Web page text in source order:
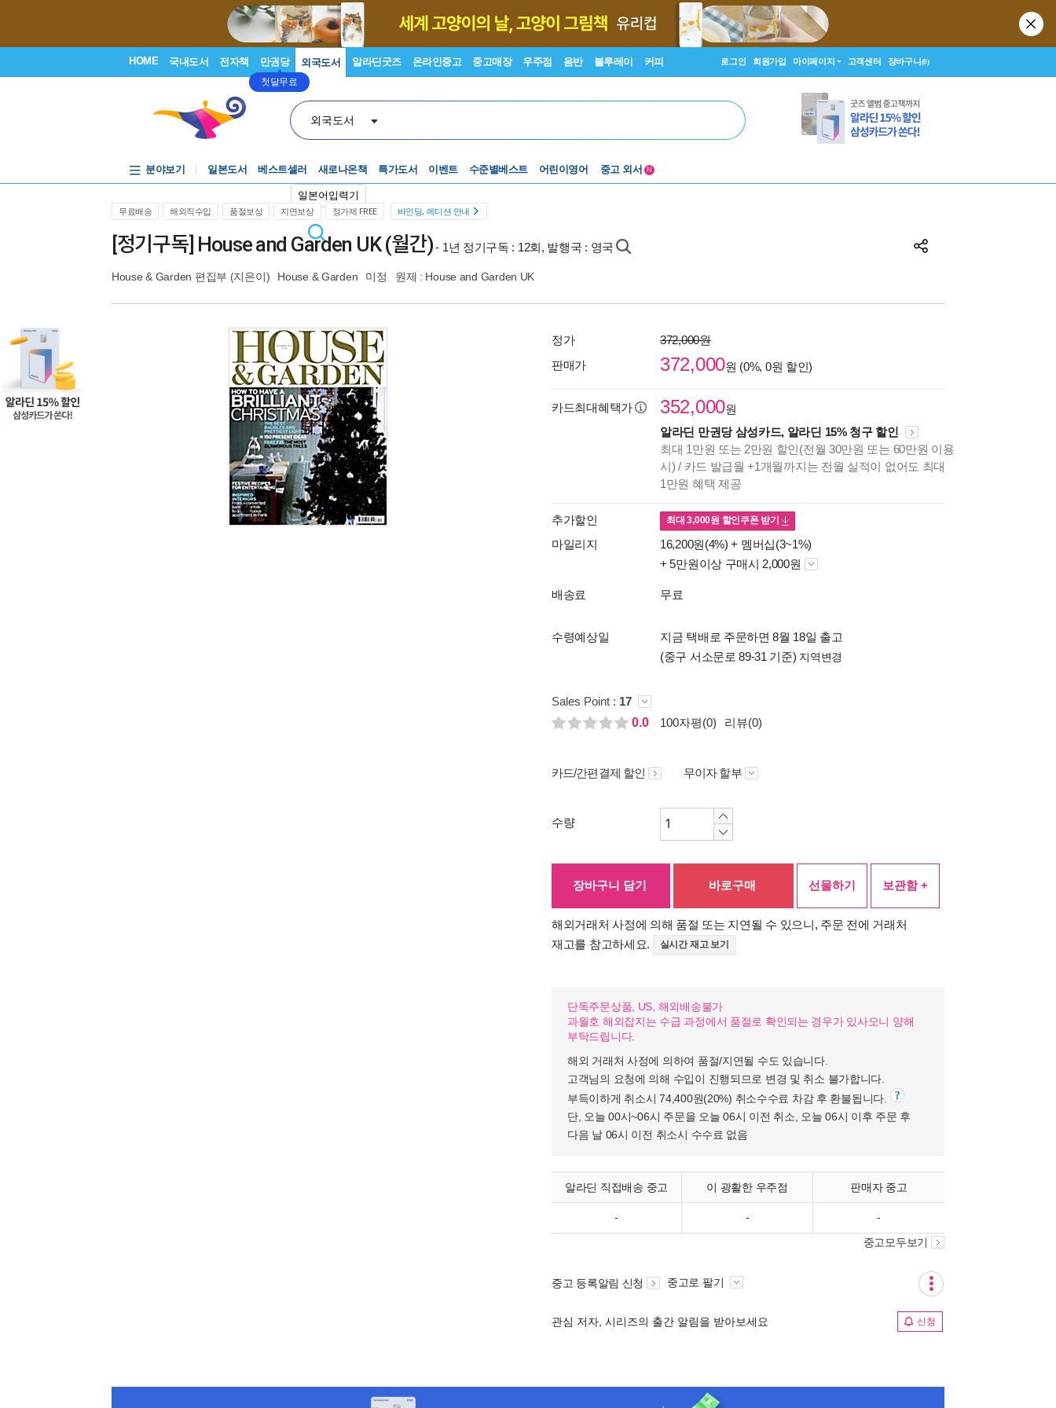
HOME 국내도서 전자책 만권당
첫달무료
외국도서 알라딘굿즈 온라인중고 중고매장 우주점 음반 블루레이 커피 로그인 회원가입 마이페이지 고객센터 장바구니(0)
외국도서
일본어입력기
분야보기 일본도서 베스트셀러 새로나온책 특가도서 이벤트
수준별베스트
수준별베스트
어린이영어
중고 외서
N
무료배송 해외직수입 품절보상 지연보상 정가제 FREE 바인딩, 에디션 안내
[정기구독] House and Garden UK (월간) - 1년 정기구독 : 12회, 발행국 : 영국
House & Garden 편집부 (지은이) House & Garden 미정 원제 : House and Garden UK
정가
372,000원
판매가
372,000원 (0%, 0원 할인)
카드최대혜택가 352,000원
알라딘 만권당 삼성카드, 알라딘 15% 청구 할인
최대 1만원 또는 2만원 할인(전월 30만원 또는 60만원 이용
시) / 카드 발급월 +1개월까지는 전월 실적이 없어도 최대
1만원 혜택 제공
추가할인 최대3,000원 할인쿠폰 받기
마일리지 16,200원(4%) + 멤버십(3~1%)
+ 5만원이상 구매시 2,000원
배송료 무료
수령예상일
지금 택배로 주문하면 8월 18일 출고
(중구 서소문로 89-31 기준) 지역변경
Sales Point : 17
0.0
100자평(0) 리뷰(0)
카드/간편결제 할인 무이자 할부
수량
장바구니 담기 바로구매 선물하기 보관함 +
해외거래처 사정에 의해 품절 또는 지연될 수 있으니, 주문 전에 거래처
재고를 참고하세요.
실시간 재고 보기
단독주문상품, US, 해외배송불가
과월호 해외잡지는 수급 과정에서 품절로 확인되는 경우가 있사오니 양해
부탁드립니다.
해외 거래처 사정에 의하여 품절/지연될 수도 있습니다.
고객님의 요청에 의해 수입이 진행되므로 변경 및 취소 불가합니다.
부득이하게 취소시 74,400원(20%) 취소수수료 차감 후 환불됩니다.
단, 오늘 00시~06시 주문을 오늘 06시 이전 취소, 오늘 06시 이후 주문 후
다음 날 06시 이전 취소시 수수료 없음
알라딘 직접배송 중고 이 광활한 우주점 판매자 중고
- - -
중고모두보기
중고 등록알림 신청 중고로 팔기
관심 저자, 시리즈의 출간 알림을 받아보세요 신청